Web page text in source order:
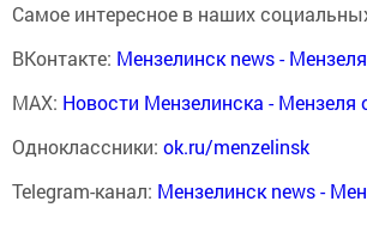
Самое интересное в наших
ВКонтакте: Мензелинск news -
MAX: Новости Мензелинска - Мензеля
Одноклассники: ok.ru/menzelinsk
Telegram-канал: Мензелинск news -